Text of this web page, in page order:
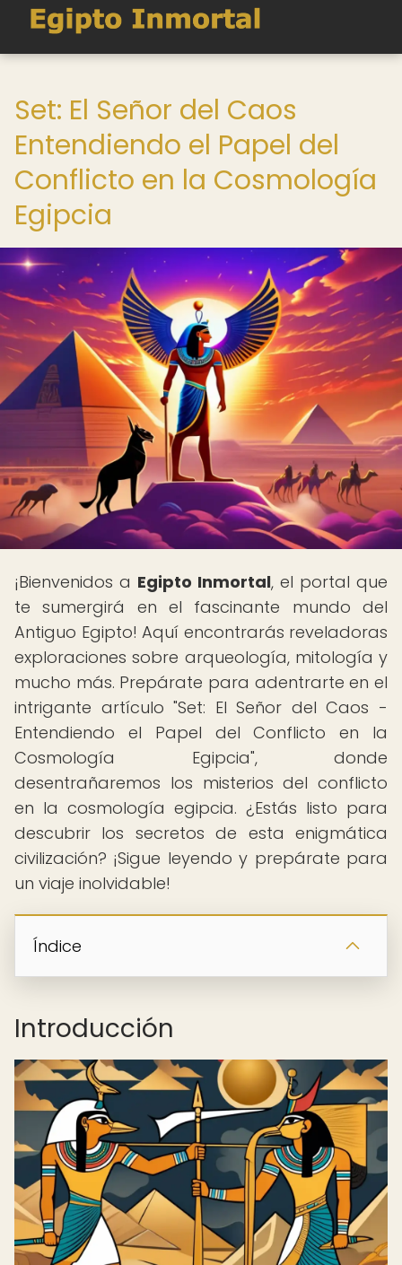
Set: El Señor del Caos
Entendiendo el Papel del
Conflicto en la Cosmología
Egipcia
¡Bienvenidos a Egipto Inmortal, el portal que
te sumergirá en el fascinante mundo del
Antiguo Egipto! Aquí encontrarás reveladoras
exploraciones sobre arqueología, mitología y
mucho más. Prepárate para adentrarte en el
intrigante artículo "Set: El Señor del Caos -
Entendiendo el Papel del Conflicto en la
Cosmología Egipcia", donde
desentrañaremos los misterios del conflicto
en la cosmología egipcia. ¿Estás listo para
descubrir los secretos de esta enigmática
civilización? ¡Sigue leyendo y prepárate para
un viaje inolvidable!
Índice
Introducción